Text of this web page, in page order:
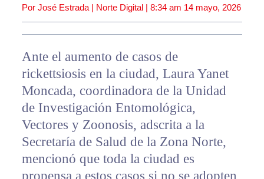
Por José Estrada | Norte Digital | 8:34 am 14 mayo, 2026
Ante el aumento de casos de
rickettsiosis en la ciudad, Laura Yanet
Moncada, coordinadora de la Unidad
de Investigación Entomológica,
Vectores y Zoonosis, adscrita a la
Secretaría de Salud de la Zona Norte,
mencionó que toda la ciudad es
propensa a estos casos si no se adopten